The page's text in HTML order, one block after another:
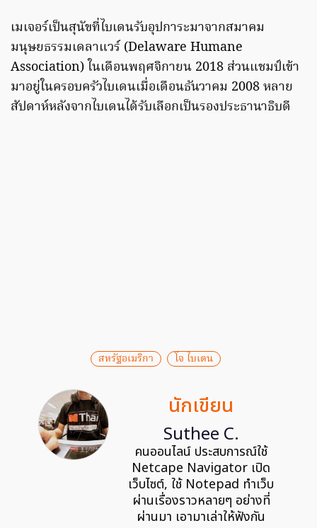
เมเจอร์เป็นสุนัขที่ไบเดนรับอุปการะมาจากสมาคม
มนุษยธรรมเดลาแวร์ (Delaware Humane
Association) ในเดือนพฤศจิกายน 2018 ส่วนแชมป์เข้า
มาอยู่ในครอบครัวไบเดนเมื่อเดือนธันวาคม 2008 หลาย
สัปดาห์หลังจากไบเดนได้รับเลือกเป็นรองประธานาธิบดี
สหรัฐอเมริกา โจ ไบเดน
นักเขียน
Suthee C.
คนออนไลน์ ประสบการณ์ใช้
Netcape Navigator เปิด
เว็บไซต์, ใช้ Notepad ทำเว็บ
ผ่านเรื่องราวหลายๆ อย่างที่
ผ่านมา เอามาเล่าให้ฟังกัน